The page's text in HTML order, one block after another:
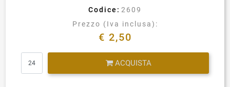
Codice: 2609
Prezzo (Iva inclusa):
€ 2,50
ACQUISTA